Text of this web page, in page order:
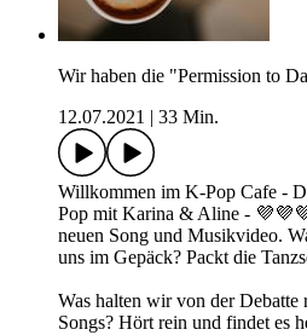
Wir haben die "Permission to
12.07.2021
33 Min.
Willkommen im K-Pop Cafe -
Pop mit Karina & Aline -
neuen Song und Musikvideo.
uns im Gepäck? Packt die
Was halten wir von der Debatte
Songs? Hört rein und findet es